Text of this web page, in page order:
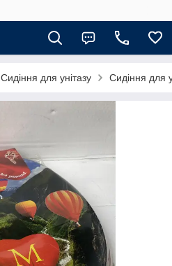
Сидіння для унітазу Сидіння для